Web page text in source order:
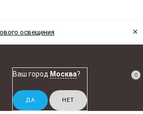
освещения ×
Ваш город Москва? 0